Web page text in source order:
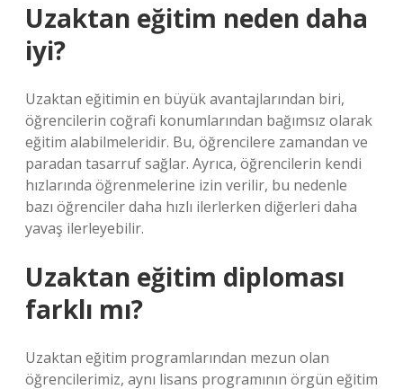
Uzaktan eğitim neden daha
iyi?
Uzaktan eğitimin en büyük avantajlarından biri,
öğrencilerin coğrafi konumlarından bağımsız olarak
eğitim alabilmeleridir. Bu, öğrencilere zamandan ve
paradan tasarruf sağlar. Ayrıca, öğrencilerin kendi
hızlarında öğrenmelerine izin verilir, bu nedenle
bazı öğrenciler daha hızlı ilerlerken diğerleri daha
yavaş ilerleyebilir.
Uzaktan eğitim diploması
farklı mı?
Uzaktan eğitim programlarından mezun olan
öğrencilerimiz, aynı lisans programının örgün eğitim